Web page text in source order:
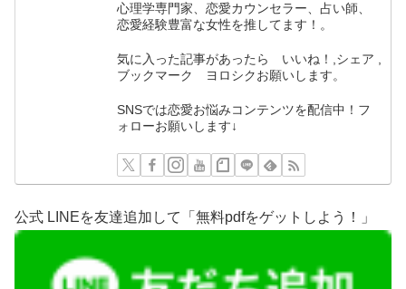
心理学専門家、恋愛カウンセラー、占い師、
恋愛経験豊富な女性を推してます！。
気に入った記事があったら いいね！,シェア ,
ブックマーク ヨロシクお願いします。
SNSでは恋愛お悩みコンテンツを配信中！フ
ォローお願いします↓
公式 LINEを友達追加して「無料pdfをゲットしよう！」